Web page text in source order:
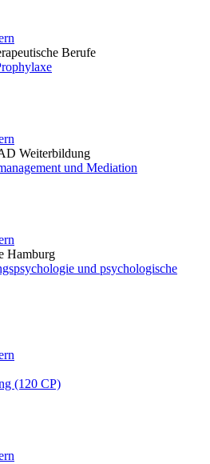
Berufe
Weiterbildung
und Mediation
Hamburg
und psychologische
(120 CP)